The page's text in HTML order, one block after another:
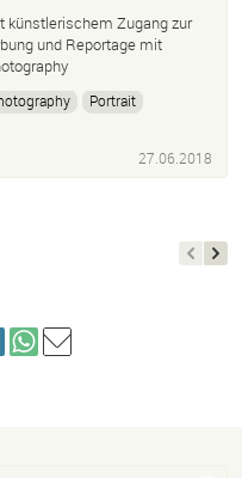
künstlerischem Zugang zur
und Reportage mit
Portrait
27.06.2018